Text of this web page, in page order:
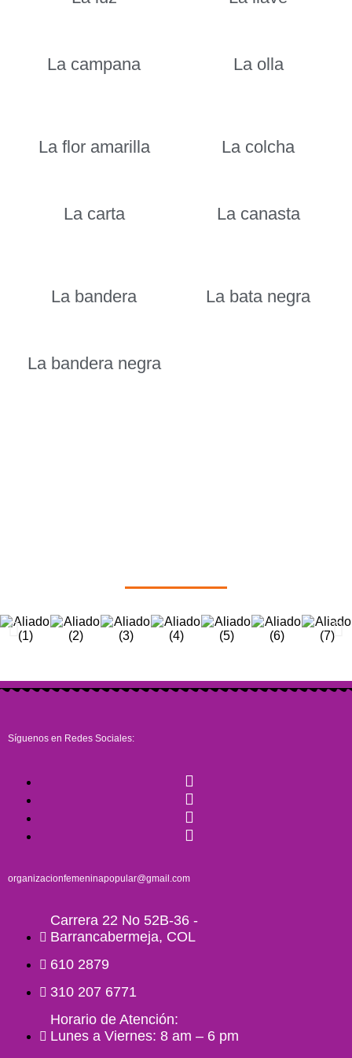
La campana La olla
La flor amarilla La colcha
La carta La canasta
La bandera La bata negra
La bandera negra
Síguenos en Redes Sociales:
organizacionfemeninapopular@gmail.com
Carrera 22 No 52B-36 -
Barrancabermeja, COL
610 2879
310 207 6771
Horario de Atención:
Lunes a Viernes: 8 am – 6 pm